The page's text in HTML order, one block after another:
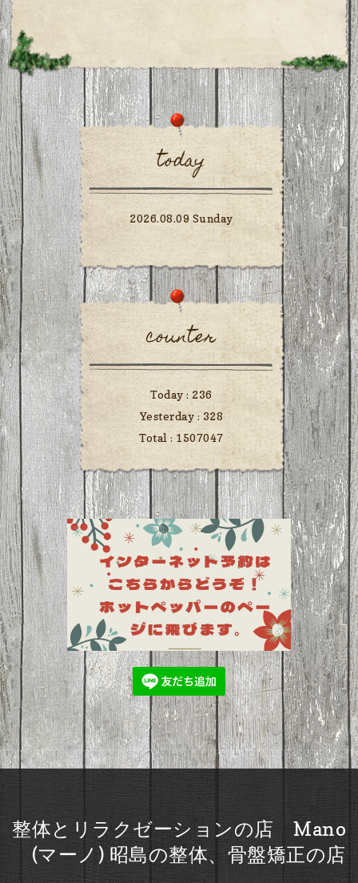
today
2026.08.09 Sunday
counter
Today : 236
Yesterday : 328
Total : 1507047
整体とリラクゼーションの店 Mano
(マーノ) 昭島の整体、骨盤矯正の店